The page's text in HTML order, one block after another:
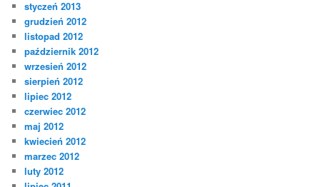
styczeń 2013
grudzień 2012
listopad 2012
październik 2012
wrzesień 2012
sierpień 2012
lipiec 2012
czerwiec 2012
maj 2012
kwiecień 2012
marzec 2012
luty 2012